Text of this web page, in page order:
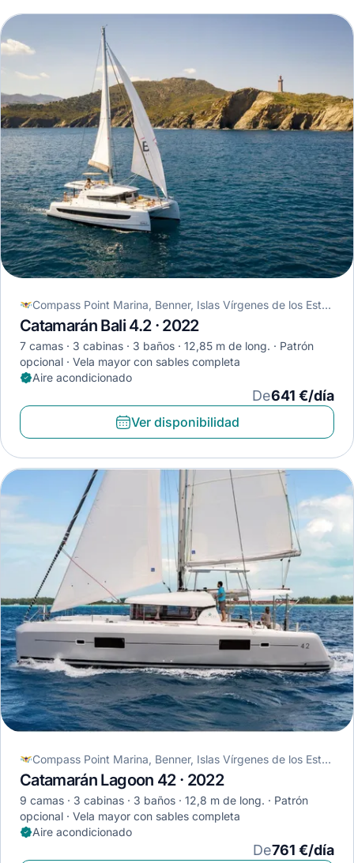
Compass Point Marina, Benner, Islas Vírgenes de los Estados Unidos
Catamarán Bali 4.2 · 2022
7 camas 3 cabinas 3 baños 12,85 m de long.
Patrón
opcional
Vela mayor con sables completa
Aire acondicionado
De641 €/día
Ver disponibilidad
Compass Point Marina, Benner, Islas Vírgenes de los Estados Unidos
Catamarán Lagoon 42 · 2022
9 camas 3 cabinas 3 baños 12,8 m de long.
Patrón
opcional
Vela mayor con sables completa
Aire acondicionado
De761 €/día